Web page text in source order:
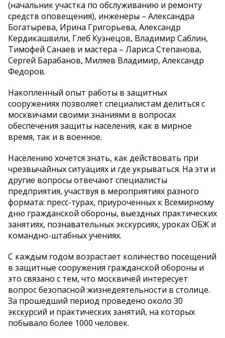
(начальник участка по обслуживанию и ремонту
средств оповещения), инженеры – Александра
Богатырева, Ирина Григорьева, Александр
Кердикашвили, Глеб Кузнецов, Владимир Саблин,
Тимофей Санаев и мастера – Лариса Степанова,
Сергей Барабанов, Миляев Владимир, Александр
Федоров.
Накопленный опыт работы в защитных
сооружениях позволяет специалистам делиться с
москвичами своими знаниями в вопросах
обеспечения защиты населения, как в мирное
время, так и в военное.
Населению хочется знать, как действовать при
чрезвычайных ситуациях и где укрываться. На эти и
другие вопросы отвечают специалисты
предприятия, участвуя в мероприятиях разного
формата: пресс-турах, приуроченных к Всемирному
дню гражданской обороны, выездных практических
занятиях, познавательных экскурсиях, уроках ОБЖ и
командно-штабных учениях.
С каждым годом возрастает количество посещений
в защитные сооружения гражданской обороны и
это связано с тем, что москвичей интересует
вопрос безопасной жизнедеятельности в столице.
За прошедший период проведено около 30
экскурсий и практических занятий, на которых
побывало более 1000 человек.